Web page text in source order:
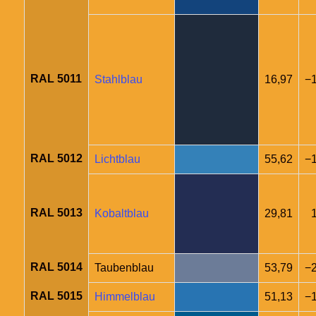
RAL 5011 Stahlblau 16,97
RAL 5012 Lichtblau 55,62
RAL 5013 Kobaltblau 29,81
RAL 5014 Taubenblau 53,79
RAL 5015 Himmelblau 51,13